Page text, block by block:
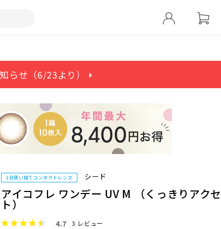
らせ（6/23より） ⏵
1日使い捨てコンタクトレンズ シード
アイコフレ ワンデー UV M （くっきりアク
ト）
4.7 3 レビュー